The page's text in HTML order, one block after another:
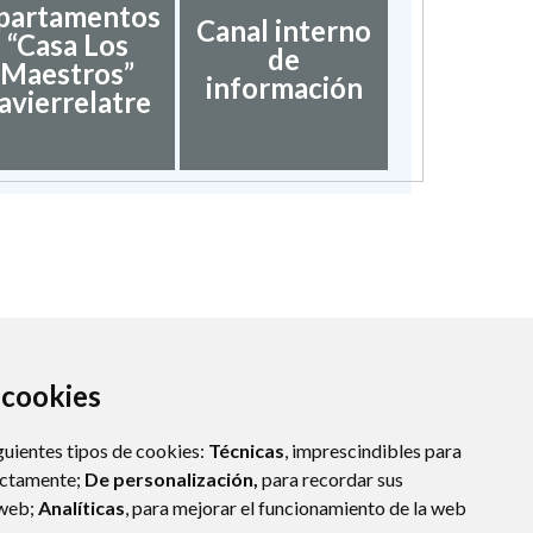
tipos de cookies: Técnicas, imprescindibles para
De personalización, para recordar sus
Analíticas, para mejorar el funcionamiento de la web
“Casa Los
Maestros”
Canal interno
de
información